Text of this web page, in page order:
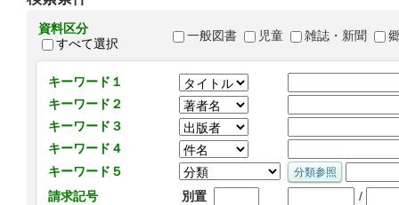
資料区分
すべて選択
一般図書 児童 雑誌・新聞
キーワード１
キーワード２
キーワード３
キーワード４
キーワード５
請求記号
別置 /